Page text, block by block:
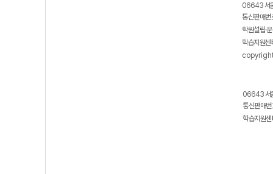
06643 서
통신판매
학원설립·
학습지원
06643 서
통신판매
학습지원